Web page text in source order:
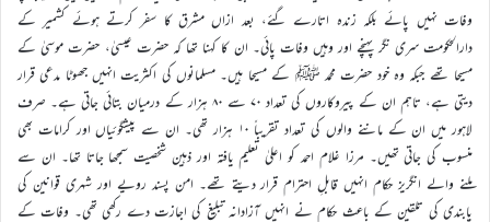
وفات نہیں پائے بلکہ زندہ اتارے گئے، بعد ازاں مشرق کا سفر کرتے ہوئے کشمیر کے
دارالحکومت سری نگر پہنچے اور وہیں وفات پائی۔ ان کا کہنا تھا کہ حضرت عیسیٰ، حضرت موسیٰ کے
مسیحا تھے جبکہ وہ خود حضرت محمد ﷺ کے مسیحا ہیں۔ مسلمانوں کی اکثریت انہیں جھوٹا مدعی قرار
دیتی ہے، تاہم ان کے پیروکاروں کی تعداد ۷۰ سے ۸۰ ہزار کے درمیان بتائی جاتی ہے۔ صرف
لاہور میں ان کے ماننے والوں کی تعداد تقریباً ۱۰ ہزار تھی۔ ان سے پیشگوئیاں اور کرامات بھی
منسوب کی جاتی تھیں۔ مرزا غلام احمد کو اعلیٰ تعلیم یافتہ اور ذہین شخصیت سمجھا جاتا تھا۔ ان سے
ملنے والے انگریز حکام انہیں قابلِ احترام قرار دیتے تھے۔ امن پسند رویے اور شہری قوانین کی
پابندی کی تلقین کے باعث حکام نے انہیں آزادانہ تبلیغ کی اجازت دے رکھی تھی۔ وفات کے